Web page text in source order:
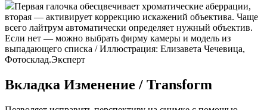
Первая галочка обесцвечивает хроматические аберрации,
вторая — активирует коррекцию искажений объектива. Чаще
всего лайтрум автоматически определяет нужный объектив.
Если нет — можно выбрать фирму камеры и модель из
выпадающего списка / Иллюстрация: Елизавета Чечевица,
Фотосклад.Эксперт
Вкладка Изменение / Transform